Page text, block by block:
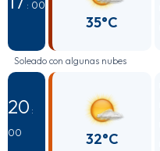
: 00
35°C
Soleado con algunas nubes
20 :
00
32°C